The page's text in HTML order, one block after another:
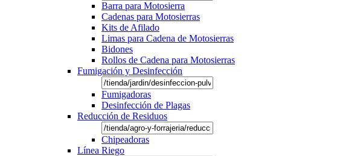
Barra para Motosierra
Cadenas para Motosierras
Kits de Afilado
Limas para Cadena de Motosierras
Bidones
Rollos de Cadena para Motosierras
Fumigación y Desinfección
Fumigadoras
Desinfección de Plagas
Reducción de Residuos
Chipeadoras
Línea Riego